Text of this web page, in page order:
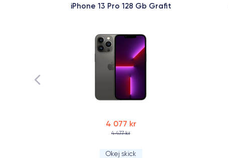
iPhone 13 Pro 128 Gb Grafit
4 077 kr
4 477 kr
Okej skick